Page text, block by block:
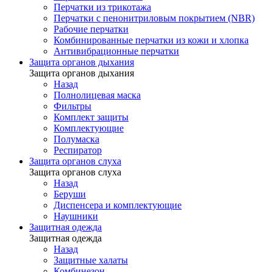
Перчатки из трикотажа
Перчатки с пенонитриловым покрытием (NBR)
Рабочие перчатки
Комбинированные перчатки из кожи и хлопка
Антивибрационные перчатки
Защита органов дыхания
Защита органов дыхания
Назад
Полнолицевая маска
Фильтры
Комплект защиты
Комплектующие
Полумаска
Респиратор
Защита органов слуха
Защита органов слуха
Назад
Беруши
Диспенсера и комплектующие
Наушники
Защитная одежда
Защитная одежда
Назад
Защитные халаты